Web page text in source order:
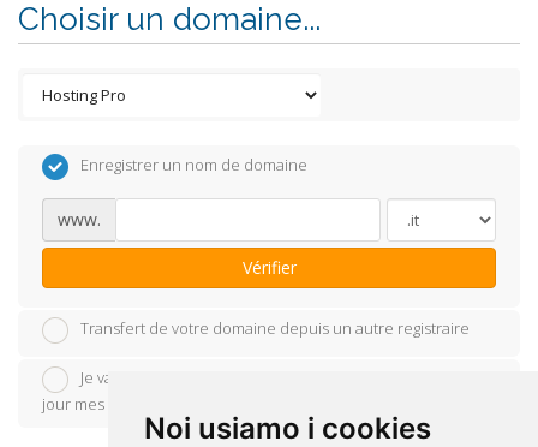
Noi usiamo i cookies
Choisir un domaine...
Enregistrer un nom de domaine
www.
Vérifier
Transfert de votre domaine depuis un autre registraire
Je vais utiliser mon nom de domaine existant et mettre à
jour mes serveurs de noms